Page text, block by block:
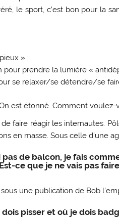
le sport, c’est bon pour la
» ;
pour prendre la lumière «
se relaxer/se détendre/se
est étonné. Comment
de faire réagir les internautes.
en masse. Sous celle d’une
pas de balcon, je fais
ce que je ne vais pas
une publication de Bob
pisser et où je dois